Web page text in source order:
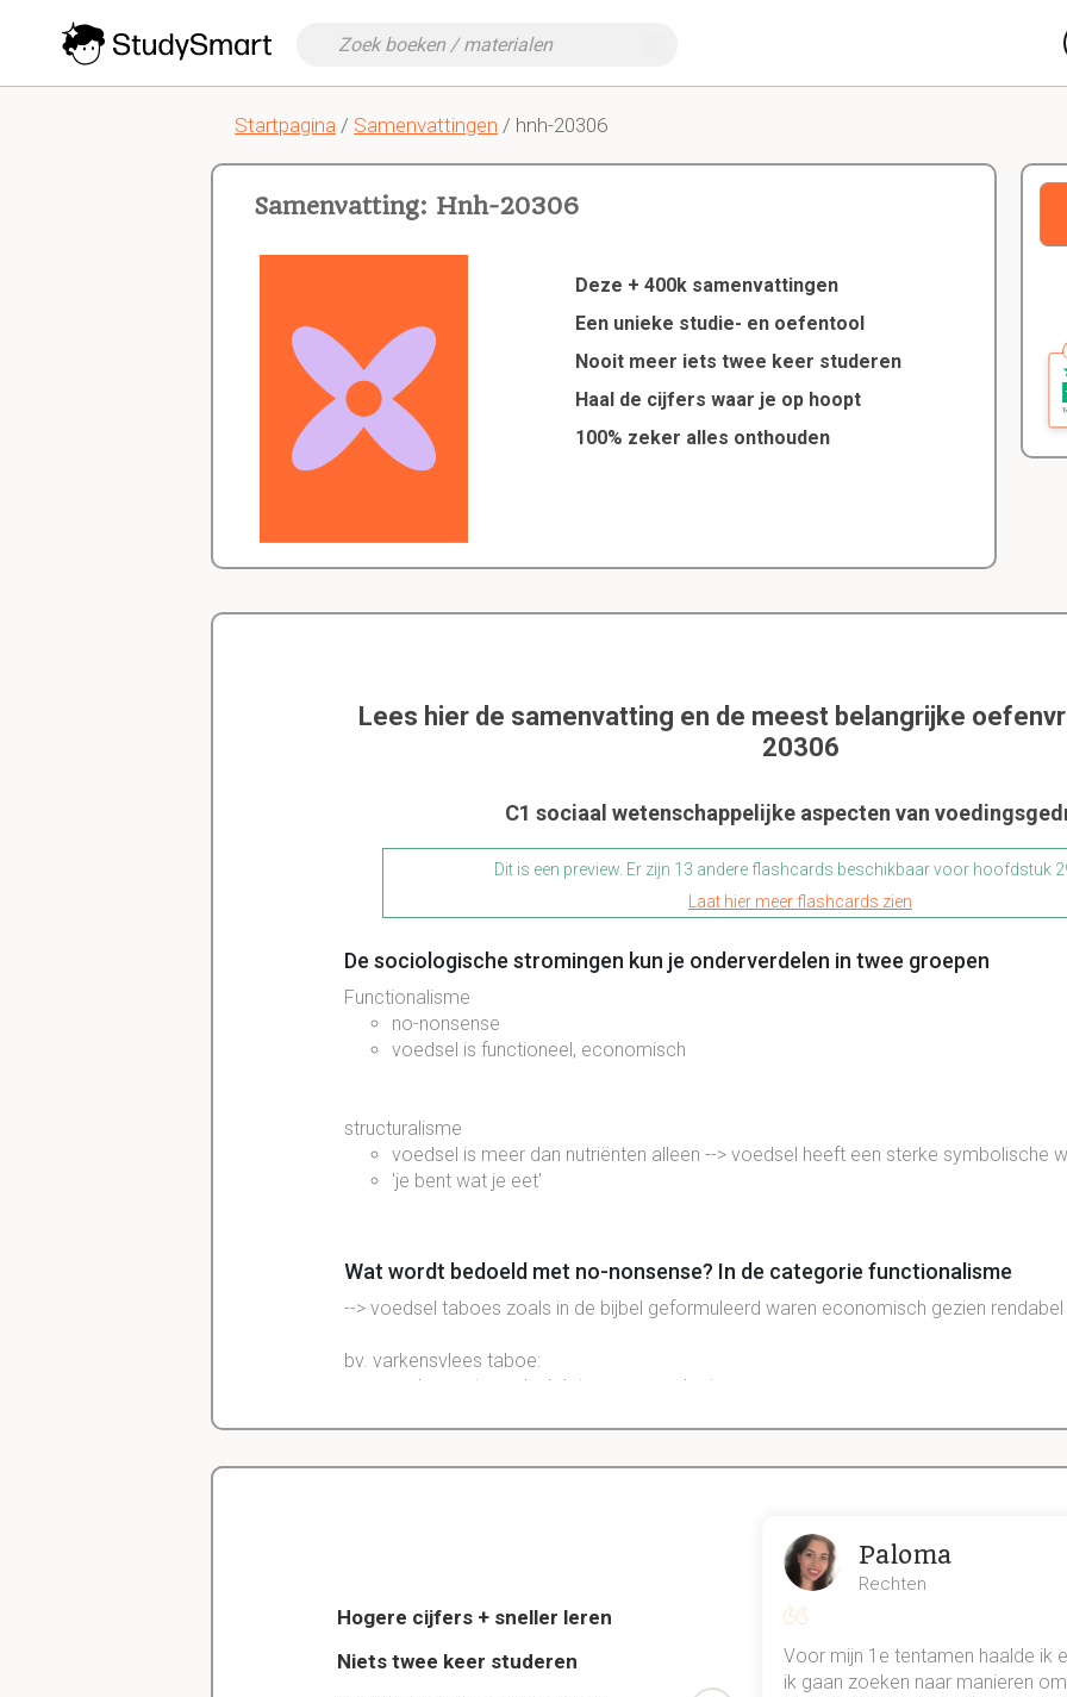
Startpagina / Samenvattingen / hnh-20306
Samenvatting: Hnh-20306
Deze + 400k samenvattingen
Een unieke studie- en oefentool
Nooit meer iets twee keer studeren
Haal de cijfers waar je op hoopt
100% zeker alles onthouden
Lees hier de samenvatting en de meest belangrijke
20306
C1 sociaal wetenschappelijke aspecten van
Dit is een preview. Er zijn 13 andere flashcards beschikbaar voor hoofdstuk
Laat hier meer flashcards zien
De sociologische stromingen kun je onderverdelen in twee groepen
Functionalisme
no-nonsense
voedsel is functioneel, economisch
structuralisme
voedsel is meer dan nutriënten alleen --> voedsel heeft een sterke symbolische
'je bent wat je eet'
Wat wordt bedoeld met no-nonsense? In de categorie functionalisme
--> voedsel taboes zoals in de bijbel geformuleerd waren economisch gezien rendabel
bv. varkensvlees taboe:
varken eet voedsel dat mensen ook eten
Wat zegt Bourdieu/elias: ('distinction: a social critique of the judgement of
Sociale klassen en individuen proberen zich te onderscheiden t.o.v. Elkaar
klassen en individuen kenmerken zich door economische en cultureel kapitaal
Hogere cijfers + sneller leren
Niets twee keer studeren
Dankzij StudySmart heb ik vorig jaar al mn
Paloma
Rechten
Voor mijn 1e tentamen haalde ik
ik gaan zoeken naar manieren